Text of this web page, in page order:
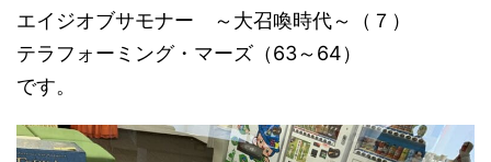
エイジオブサモナー ～大召喚時代～（７）
テラフォーミング・マーズ（63～64）
です。